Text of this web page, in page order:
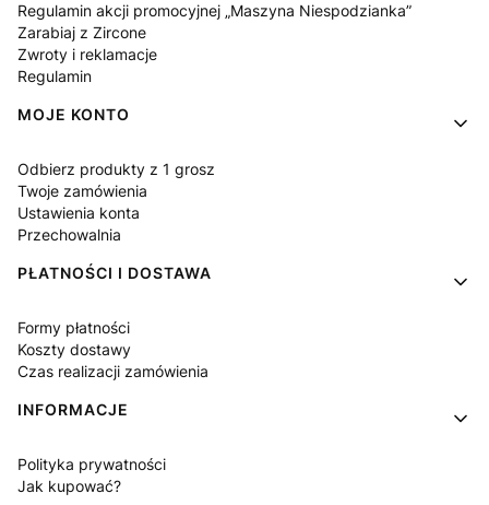
Regulamin akcji promocyjnej „Maszyna Niespodzianka”
Zarabiaj z Zircone
Zwroty i reklamacje
Regulamin
MOJE KONTO
Odbierz produkty z 1 grosz
Twoje zamówienia
Ustawienia konta
Przechowalnia
PŁATNOŚCI I DOSTAWA
Formy płatności
Koszty dostawy
Czas realizacji zamówienia
INFORMACJE
Polityka prywatności
Jak kupować?